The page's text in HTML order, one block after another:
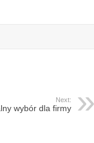
Next:
wybór dla firmy